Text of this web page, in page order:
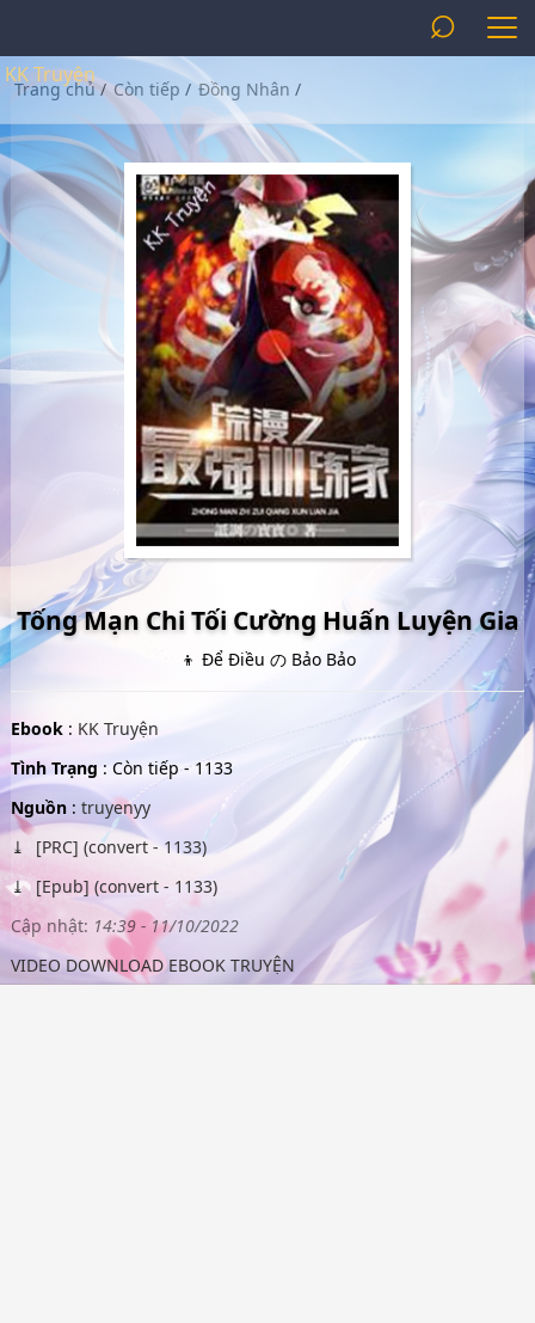
KK Truyện
⌕
Trang chủ/ Còn tiếp / Đồng Nhân /
Tống Mạn Chi Tối Cường Huấn Luyện Gia
👦 Để Điều の Bảo Bảo
Ebook : KK Truyện
Tình Trạng : Còn tiếp - 1133
Nguồn: truyenyy
[PRC] (convert - 1133)
[Epub] (convert - 1133)
Cập nhật: 14:39 - 11/10/2022
VIDEO DOWNLOAD EBOOK TRUYỆN